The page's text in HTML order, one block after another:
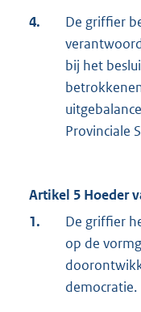
4.
De griffier
bij het
Provinciale
Artikel 5 Hoeder
1.
De griffier
op de
democratie.